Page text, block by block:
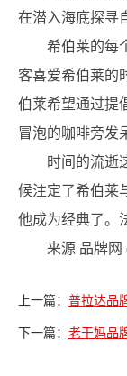
在潜入海底探寻
希伯莱的每
客喜爱希伯莱的
伯莱希望通过提
冒泡的咖啡旁发
时间的流逝
候注定了希伯莱
他成为经典了。
来源 品牌网
上一篇： 普拉达品
下一篇： 老干妈品